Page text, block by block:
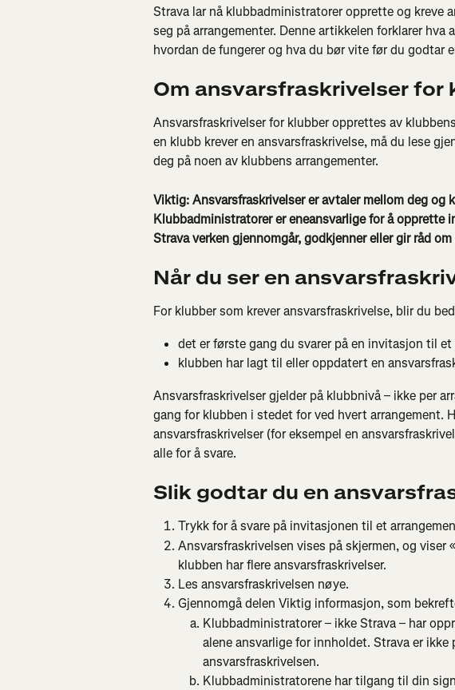
Strava lar nå klubbadministratorer opprette og kreve
seg på arrangementer. Denne artikkelen forklarer hva
hvordan de fungerer og hva du bør vite før du godtar
Om ansvarsfraskrivelser for
Ansvarsfraskrivelser for klubber opprettes av
en klubb krever en ansvarsfraskrivelse, må du lese
deg på noen av klubbens arrangementer.
Viktig: Ansvarsfraskrivelser er avtaler mellom deg og
Klubbadministratorer er eneansvarlige for å opprette
Strava verken gjennomgår, godkjenner eller gir råd
Når du ser en
For klubber som krever ansvarsfraskrivelse, blir du
det er første gang du svarer på en invitasjon til
klubben har lagt til eller oppdatert en
Ansvarsfraskrivelser gjelder på klubbnivå – ikke per
gang for klubben i stedet for ved hvert arrangement.
ansvarsfraskrivelser (for eksempel en
alle for å svare.
Slik godtar du en
Trykk for å svare på invitasjonen til et
Ansvarsfraskrivelsen vises på skjermen, og viser
klubben har flere ansvarsfraskrivelser.
Les ansvarsfraskrivelsen nøye.
Gjennomgå delen Viktig informasjon, som
Klubbadministratorer – ikke Strava – har
alene ansvarlige for innholdet. Strava er
ansvarsfraskrivelsen.
Klubbadministratorene har tilgang til din